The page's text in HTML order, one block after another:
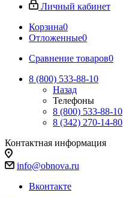
Личный кабинет
Корзина0
Отложенные0
Сравнение товаров0
8 (800) 533-88-10
Назад
Телефоны
8 (800) 533-88-10
8 (342) 270-14-80
Контактная информация
info@obnova.ru
Вконтакте